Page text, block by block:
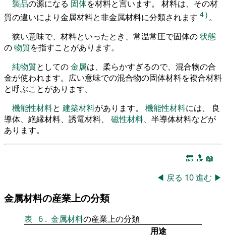
製品の源になる 固体を材料と言います。 材料は、その材
質の違いにより金属材料と非金属材料に分類されます 4) 。
狭い意味で、材料といったとき、常温常圧で固体の状態
の物質を指すことがあります。
純物質としての金属は、柔らかすぎるので、混合物の合
金が使われます。広い意味での混合物の固体材料を複合材料
と呼ぶことがあります。
機能性材料と 建築材料があります。 機能性材料には、 良
導体、絶縁材料、誘電材料、 磁性材料、半導体材料などが
あります。
🔚 🔝 📖
◀ 戻る 10進む ▶
金属材料の産業上の分類
表 6 . 金属材料の産業上の分類
用途